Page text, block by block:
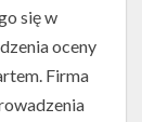
się w
oceny
Firma